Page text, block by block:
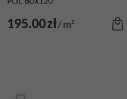
195.00zł/m²